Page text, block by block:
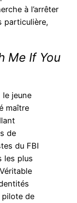
à l’arrêter
particulière,
Me If You
le jeune
maître
de
du FBI
les plus
pilote de